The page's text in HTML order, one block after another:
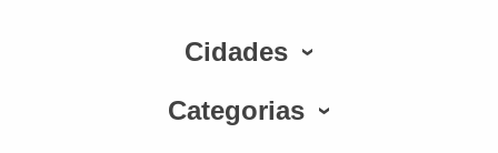
Cidades
Categorias